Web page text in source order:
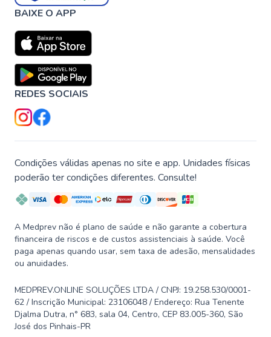
BAIXE O APP
REDES SOCIAIS
Condições válidas apenas no site e app. Unidades físicas
poderão ter condições diferentes. Consulte!
A Medprev não é plano de saúde e não garante a cobertura
financeira de riscos e de custos assistenciais à saúde. Você
paga apenas quando usar, sem taxa de adesão, mensalidades
ou anuidades.
MEDPREV.ONLINE SOLUÇÕES LTDA / CNPJ: 19.258.530/0001-
62 / Inscrição Municipal: 23106048 / Endereço: Rua Tenente
Djalma Dutra, n° 683, sala 04, Centro, CEP 83.005-360, São
José dos Pinhais-PR